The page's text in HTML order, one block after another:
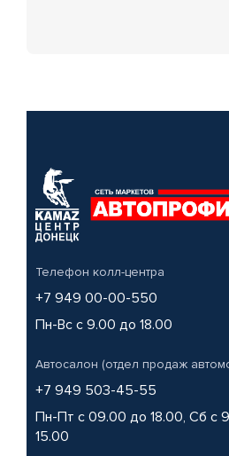
Телефон колл-центра
+7 949 00-00-550
Пн-Вс с 9.00 до 18.00
Автосалон (отдел продаж
+7 949 503-45-55
Пн-Пт с 09.00 до 18.00, Сб с
15.00